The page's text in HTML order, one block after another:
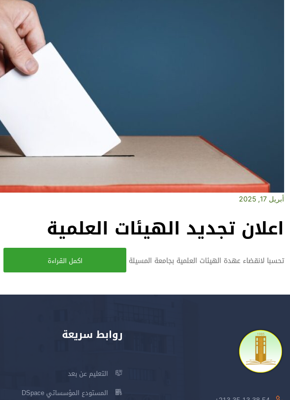
أبريل 17, 2025
اعلان تجديد الهيئات العلمية
تحسبا لانقضاء عهدة الهيئات العلمية بجامعة المسيلة اكمل القراءة
روابط سريعة
التعليم عن بعد
المستودع المؤسساتي DSpace